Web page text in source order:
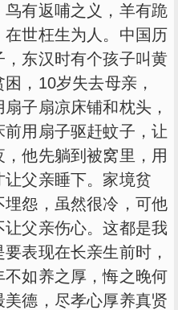
有返哺之义，羊有跪
世枉生为人。中国历
东汉时有个孩子叫黄
，10岁失去母亲，
子扇凉床铺和枕头，
用扇子驱赶蚊子，让
他先躺到被窝里，用
父亲睡下。家境贫
怨，虽然很冷，可他
父亲伤心。这都是我
表现在长亲生前时，
如养之厚，悔之晚何
德，尽孝心厚养真贤